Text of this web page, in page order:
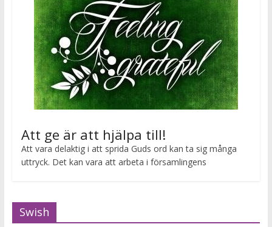
Att ge är att hjälpa till!
Att vara delaktig i att sprida Guds ord kan ta sig många
uttryck. Det kan vara att arbeta i församlingens
Swish